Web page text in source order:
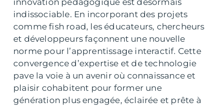
innovation pédagogique est désormais
indissociable. En incorporant des projets
comme fish road, les éducateurs, chercheurs
et développeurs façonnent une nouvelle
norme pour l’apprentissage interactif. Cette
convergence d’expertise et de technologie
pave la voie à un avenir où connaissance et
plaisir cohabitent pour former une
génération plus engagée, éclairée et prête à